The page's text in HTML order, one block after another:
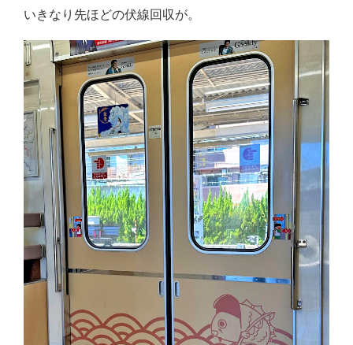
いきなり先ほどの伏線回収が。